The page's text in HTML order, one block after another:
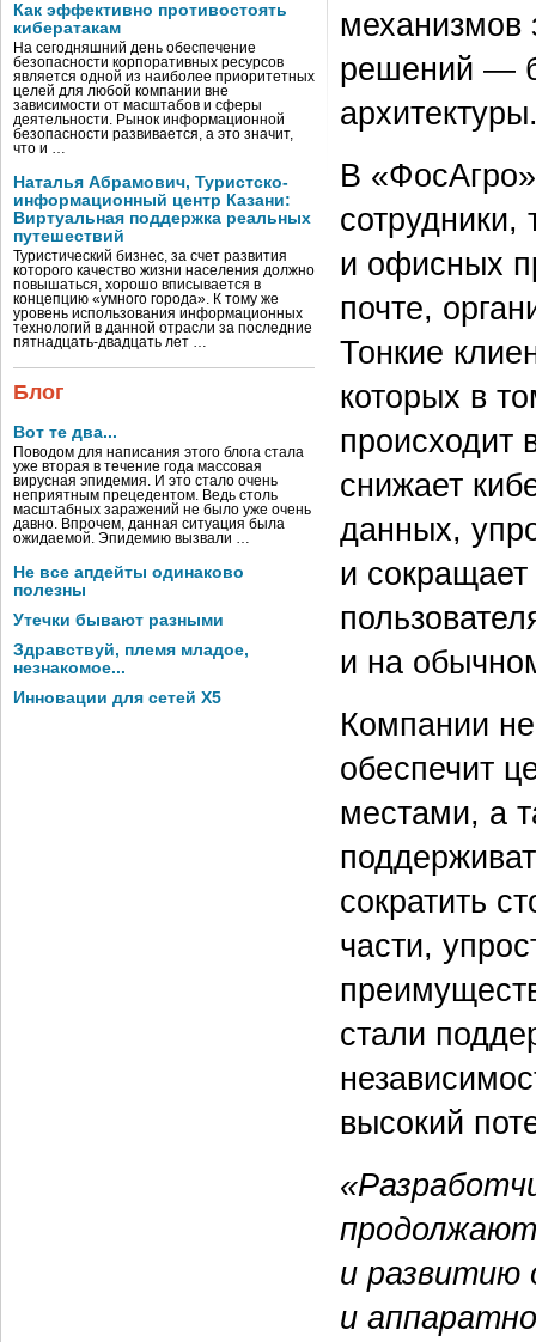
Как эффективно противостоять
кибератакам
На сегодняшний день обеспечение
безопасности корпоративных ресурсов
является одной из наиболее приоритетных
целей для любой компании вне
зависимости от масштабов и сферы
деятельности. Рынок информационной
безопасности развивается, а это значит,
что и …
Наталья Абрамович, Туристско-
информационный центр Казани:
Виртуальная поддержка реальных
путешествий
Туристический бизнес, за счет развития
которого качество жизни населения должно
повышаться, хорошо вписывается в
концепцию «умного города». К тому же
уровень использования информационных
технологий в данной отрасли за последние
пятнадцать-двадцать лет …
Блог
Вот те два...
Поводом для написания этого блога стала
уже вторая в течение года массовая
вирусная эпидемия. И это стало очень
неприятным прецедентом. Ведь столь
масштабных заражений не было уже очень
давно. Впрочем, данная ситуация была
ожидаемой. Эпидемию вызвали …
Не все апдейты одинаково
полезны
Утечки бывают разными
Здравствуй, племя младое,
незнакомое...
Инновации для сетей X5
механизмов
решений —
В
сотрудники,
и офисных
почте,
Тонкие
которых в
происходит
снижает
данных,
и
и на
Компании
обеспечит
местами, а
сократить
части,
стали
высокий
и развитию
и